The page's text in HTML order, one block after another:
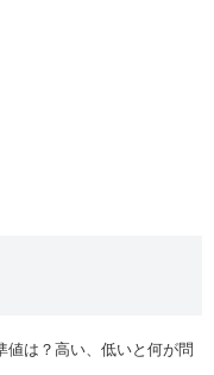
値は？高い、低いと何が問